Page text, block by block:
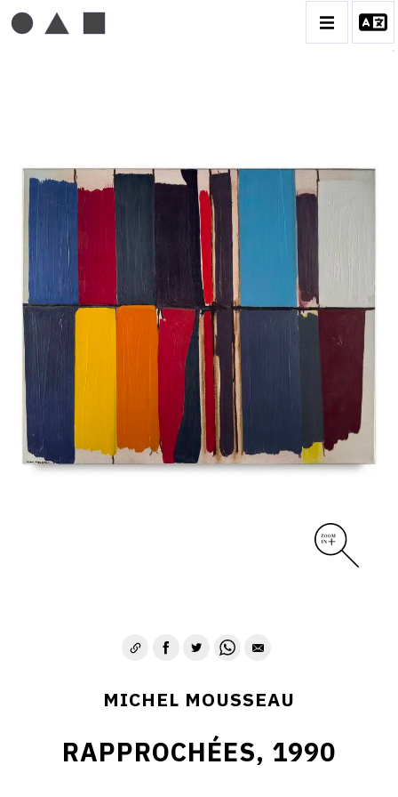
MICHEL MOUSSEAU
BIOGRAPHIE
CATALOGUE DES OEUVRES
DESSIN
PEINTURE
CONTACT
MICHEL MOUSSEAU
RAPPROCHÉES, 1990